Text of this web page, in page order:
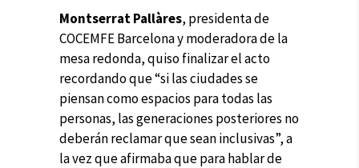
Montserrat Pallàres, presidenta de
COCEMFE Barcelona y moderadora de la
mesa redonda, quiso finalizar el acto
recordando que “si las ciudades se
piensan como espacios para todas las
personas, las generaciones posteriores no
deberán reclamar que sean inclusivas”, a
la vez que afirmaba que para hablar de